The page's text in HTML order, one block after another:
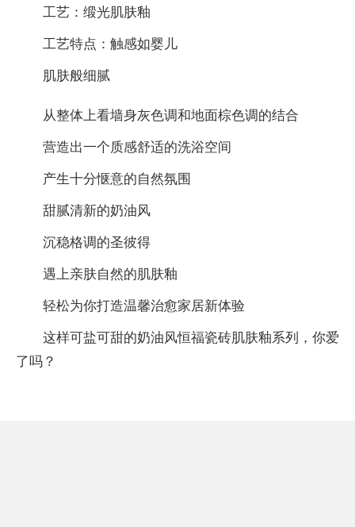
工艺：缎光肌肤釉
工艺特点：触感如婴儿
肌肤般细腻
从整体上看墙身灰色调和地面棕色调的结合
营造出一个质感舒适的洗浴空间
产生十分惬意的自然氛围
甜腻清新的奶油风
沉稳格调的圣彼得
遇上亲肤自然的肌肤釉
轻松为你打造温馨治愈家居新体验
这样可盐可甜的奶油风恒福瓷砖肌肤釉系列，你爱
了吗？